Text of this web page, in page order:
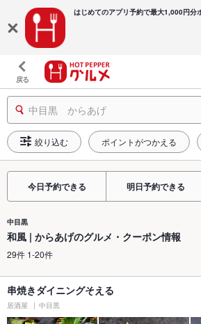
はじめてのアプリ予約で最大1,000円分
戻る
中目黒 からあげ
絞り込む ポイントがつかえる
今日予約できる 明日予約できる
中目黒
和風 | からあげのグルメ・クーポン情報
29件 1-20件
串焼きダイニングそえる
居酒屋 中目黒